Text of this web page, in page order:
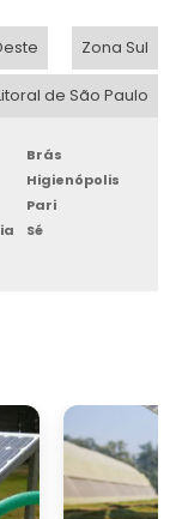
Zona Sul
de São Paulo
Brás
Higienópolis
Pari
Sé